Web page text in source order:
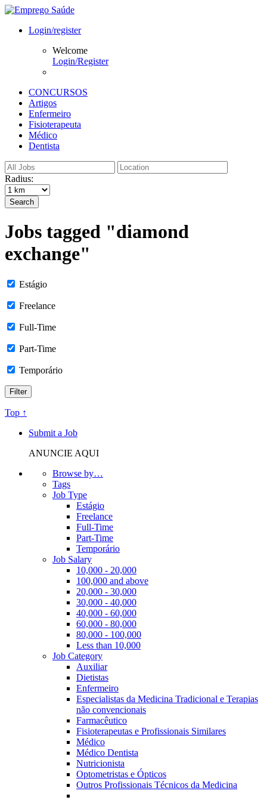
Login/register
Welcome
Login/Register
CONCURSOS
Artigos
Enfermeiro
Fisioterapeuta
Médico
Dentista
Radius:
Search
Jobs tagged "diamond
exchange"
Estágio
Freelance
Full-Time
Part-Time
Temporário
Top ↑
Submit a Job
ANUNCIE AQUI
Browse by…
Tags
Job Type
Estágio
Freelance
Full-Time
Part-Time
Temporário
Job Salary
10,000 - 20,000
100,000 and above
20,000 - 30,000
30,000 - 40,000
40,000 - 60,000
60,000 - 80,000
80,000 - 100,000
Less than 10,000
Job Category
Auxiliar
Dietistas
Enfermeiro
Especialistas da Medicina Tradicional e Terapias
não convencionais
Farmacêutico
Fisioterapeutas e Profissionais Similares
Médico
Médico Dentista
Nutricionista
Optometristas e Ópticos
Outros Profissionais Técnicos da Medicina